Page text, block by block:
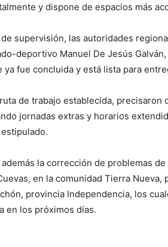
y dispone de espacios más
supervisión, las autoridades
deportivo Manuel De Jesús
ya fue concluida y está lista para
de trabajo establecida, precisaron
jornadas extras y horarios
la corrección de problemas
en la comunidad Tierra
provincia Independencia, los
en los próximos días.